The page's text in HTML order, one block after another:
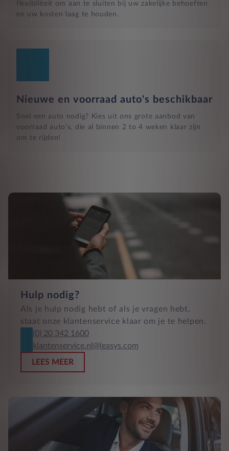
flexibiliteit om aan te sluiten bij uw zakelijke behoeften
en uw kosten laag te houden.
Nieuwe en voorraad auto's beschikbaar
Snel een auto nodig? Kies uit ons grote aanbod van
voorraad auto's, die al binnen 2 to 4 weken klaar zijn
om te rijden!
Hulp nodig?
Als je hulp nodig hebt of als je vragen hebt,
staat onze klantenservice klaar om je te helpen.
(0) 20 342 1600
klantenservice.nl@leasys.com
LEES MEER